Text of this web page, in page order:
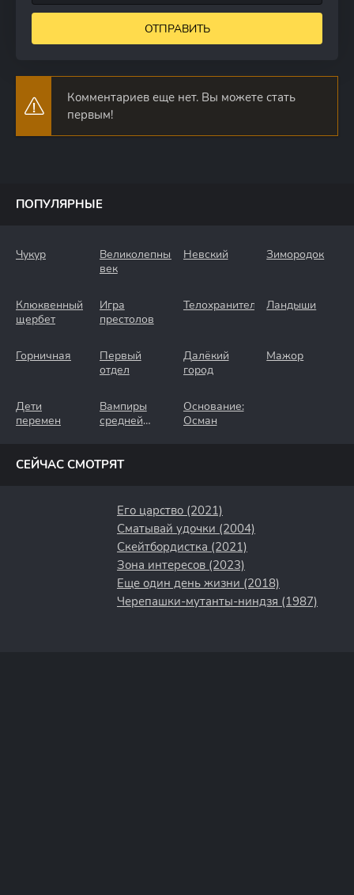
ОТПРАВИТЬ
Комментариев еще нет. Вы можете стать
первым!
ПОПУЛЯРНЫЕ
Чукур
Великолепный
век
Невский Зимородок
Клюквенный
щербет
Игра
престолов
Телохранители Ландыши
Горничная
Первый
отдел
Далёкий
город
Мажор
Дети
перемен
Вампиры
средней
Основание:
Осман
СЕЙЧАС СМОТРЯТ
Его царство (2021)
Сматывай удочки (2004)
Скейтбордистка (2021)
Зона интересов (2023)
Еще один день жизни (2018)
Черепашки-мутанты-ниндзя (1987)